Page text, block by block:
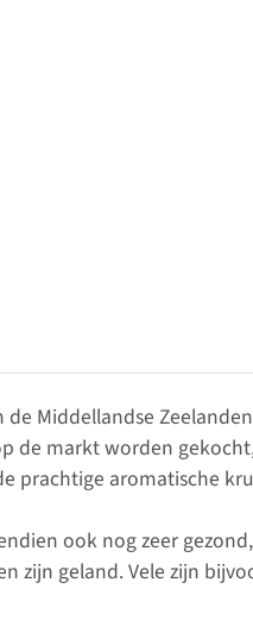
Middellandse
de markt worden
prachtige aromatische
ook nog zeer
zijn geland. Vele zijn